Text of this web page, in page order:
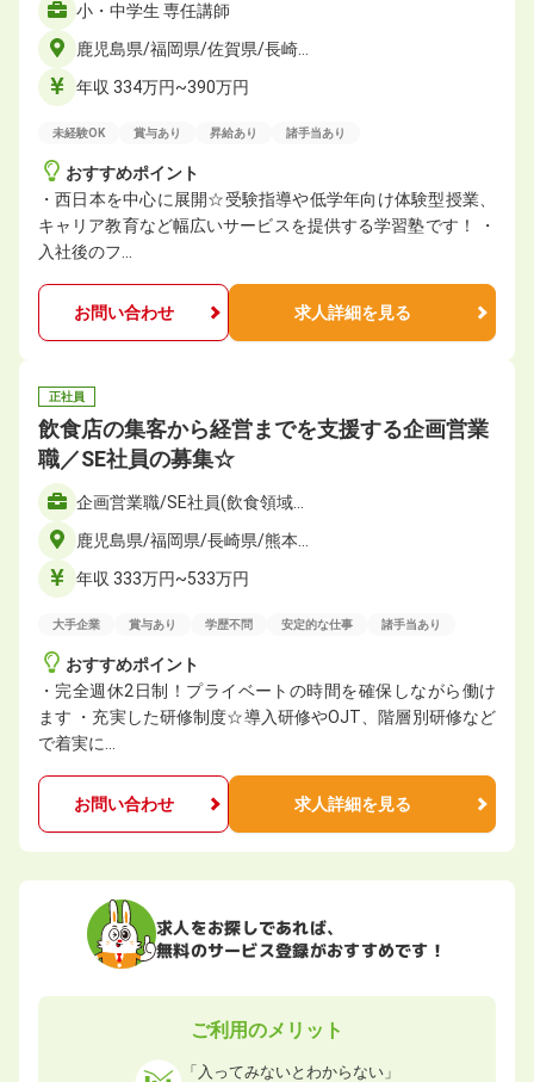
小・中学生 専任講師
鹿児島県/福岡県/佐賀県/長崎…
年収 334万円~390万円
未経験OK 賞与あり 昇給あり 諸手当あり
おすすめポイント
・西日本を中心に展開☆受験指導や低学年向け体験型授業、
キャリア教育など幅広いサービスを提供する学習塾です！ ・
入社後のフ…
お問い合わせ 求人詳細を見る
正社員
飲食店の集客から経営までを支援する企画営業
職／SE社員の募集☆
企画営業職/SE社員(飲食領域…
鹿児島県/福岡県/長崎県/熊本…
年収 333万円~533万円
大手企業 賞与あり 学歴不問 安定的な仕事 諸手当あり
おすすめポイント
・完全週休2日制！プライベートの時間を確保しながら働け
ます ・充実した研修制度☆導入研修やOJT、階層別研修など
で着実に…
お問い合わせ 求人詳細を見る
求人をお探しであれば、
無料のサービス登録がおすすめです！
ご利用のメリット
「入ってみないとわからない」